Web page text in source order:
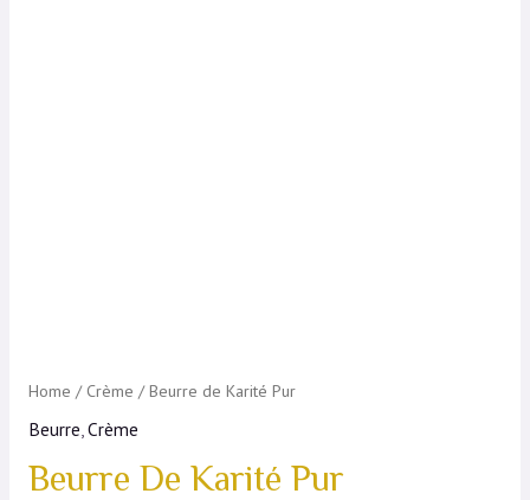
Home / Crème / Beurre de Karité Pur
Beurre,Crème
Beurre De Karité Pur